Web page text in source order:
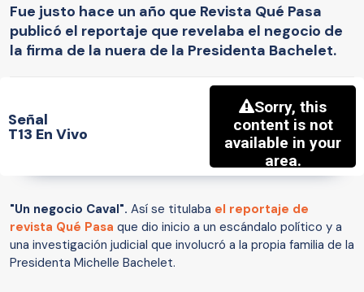
Fue justo hace un año que Revista Qué Pasa
publicó el reportaje que revelaba el negocio de
la firma de la nuera de la Presidenta Bachelet.
Señal
T13 En Vivo
"Un negocio Caval". Así se titulaba el reportaje de
revista Qué Pasa que dio inicio a un escándalo político y a
una investigación judicial que involucró a la propia familia de la
Presidenta Michelle Bachelet.